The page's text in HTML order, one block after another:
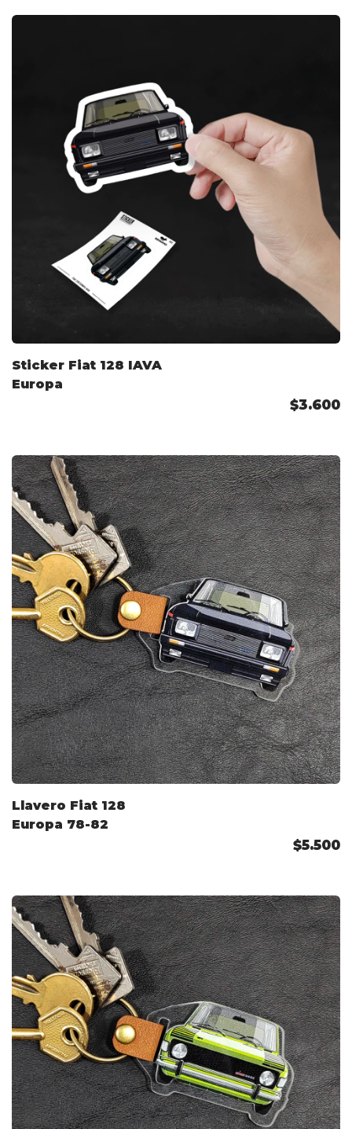
Sticker Fiat 128 IAVA
Europa
$3.600
Llavero Fiat 128
Europa 78-82
$5.500